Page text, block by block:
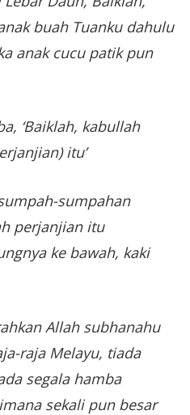
buah Tuanku dahulu
anak cucu patik pun
‘Baiklah, kabullah
itu’
sumpahan
perjanjian itu
ke bawah, kaki
Allah subhanahu
raja Melayu, tiada
segala hamba
sekali pun besar